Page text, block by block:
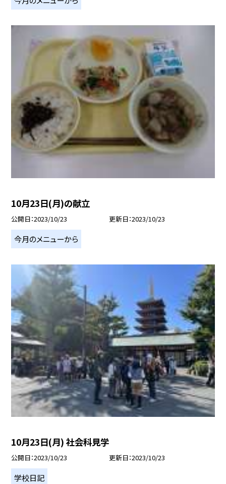
10月23日(月)の献立
公開日 2023/10/23 更新日 2023/10/23
今月のメニューから
10月23日(月) 社会科見学
公開日 2023/10/23 更新日 2023/10/23
学校日記